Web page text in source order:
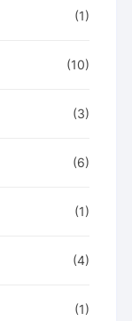
(1)
(10)
(3)
(6)
(1)
(4)
(1)